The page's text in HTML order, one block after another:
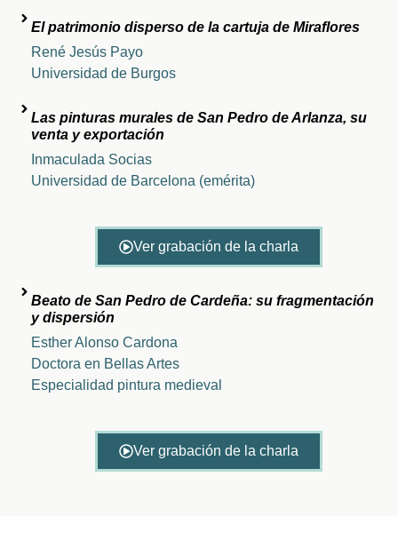
El patrimonio disperso de la cartuja de Miraflores
René Jesús Payo
Universidad de Burgos
Las pinturas murales de San Pedro de Arlanza, su
venta y exportación
Inmaculada Socias
Universidad de Barcelona (emérita)
Ver grabación de la charla
Beato de San Pedro de Cardeña: su fragmentación
y dispersión
Esther Alonso Cardona
Doctora en Bellas Artes
Especialidad pintura medieval
Ver grabación de la charla